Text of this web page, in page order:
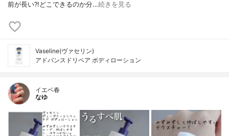
前が長い?!どこできるのか分…続きを見る
Vaseline(ヴァセリン)
アドバンスドリペア ボディローション
イエベ春
なゆ